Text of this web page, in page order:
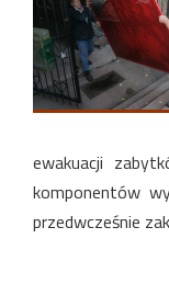
ewakuacji
komponentów
przedwcześnie